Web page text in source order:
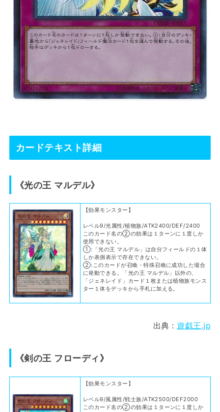
カードテキスト詳細
《光の王 マルデル》
【効果モンスター】
レベル9/光属性/植物族/ATK2400/DEF/2400
このカード名の②の効果は１ターンに１度しか
使用できない。
①:「光の王 マルデル」は自分フィールドの１体
しか表側表示で存在できない。
②:このカードが召喚・特殊召喚に成功した場合
に発動できる。「光の王 マルデル」以外の、
「ジェネレイド」カード１枚または植物族モンス
ター１体をデッキから手札に加える。
出典：遊戯王.jp
《剣の王 フローディ》
【効果モンスター】
レベル9/風属性/戦士族/ATK2500/DEF2000
このカード名の②の効果は１ターンに１度しか